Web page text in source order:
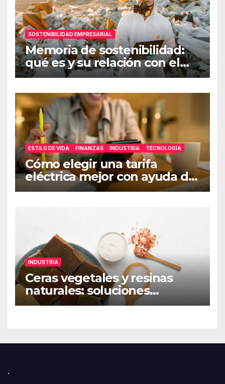
SOSTENIBILIDAD EMPRESARIAL
Memoria de sostenibilidad:
qué es y su relación con el
ESG
ESTILO DE VIDA FINANZAS INDUSTRIA TECNOLOGÍA
Cómo elegir una tarifa
eléctrica mejor con ayuda de
una app de ahorro
INDUSTRIA
Ceras vegetales y resinas
naturales: soluciones
sostenibles para
.